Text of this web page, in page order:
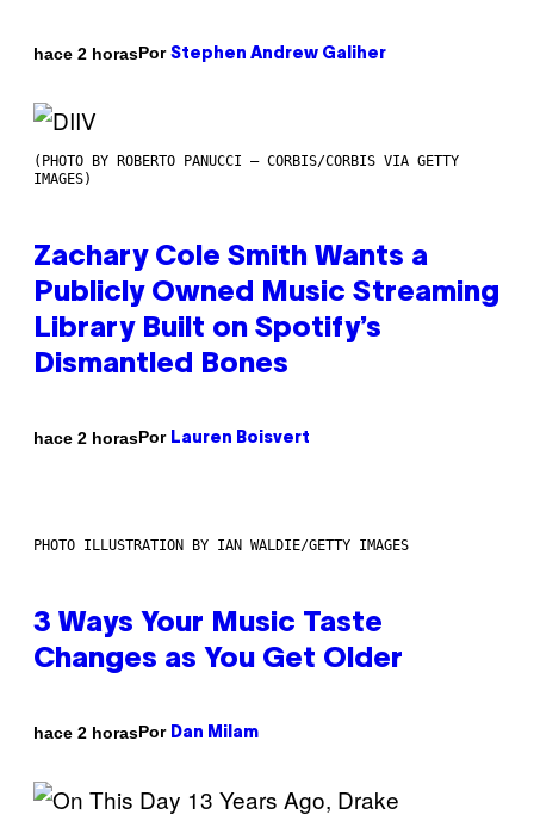
hace 2 horasPor Stephen Andrew Galiher
(PHOTO BY ROBERTO PANUCCI – CORBIS/CORBIS VIA GETTY
IMAGES)
Zachary Cole Smith Wants a
Publicly Owned Music Streaming
Library Built on Spotify’s
Dismantled Bones
hace 2 horasPor Lauren Boisvert
PHOTO ILLUSTRATION BY IAN WALDIE/GETTY IMAGES
3 Ways Your Music Taste
Changes as You Get Older
hace 2 horasPor Dan Milam